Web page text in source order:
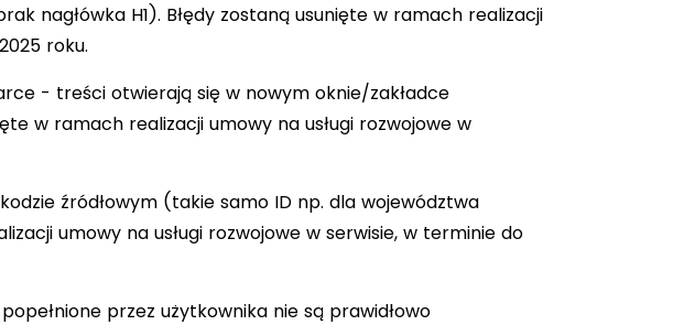
nagłówka H1). Błędy zostaną usunięte w ramach realizacji
roku.
- treści otwierają się w nowym oknie/zakładce
w ramach realizacji umowy na usługi rozwojowe w
źródłowym (takie samo ID np. dla województwa
umowy na usługi rozwojowe w serwisie, w terminie do
przez użytkownika nie są prawidłowo